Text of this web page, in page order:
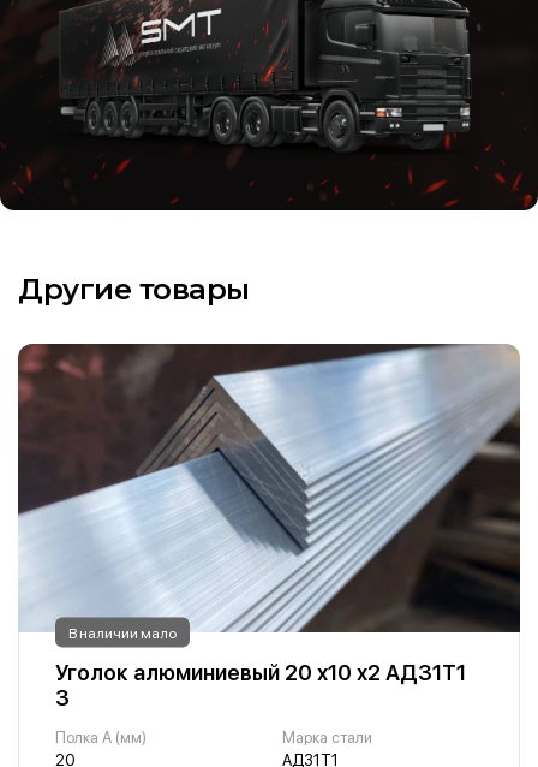
Другие товары
В наличии мало
Уголок алюминиевый 20 х10 х2 АД31Т1
3
Полка A (мм)
20
Марка стали
АД31Т1